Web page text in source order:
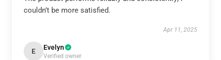
couldn’t be more satisfied.
Apr 11, 2025
E Evelyn
Verified owner